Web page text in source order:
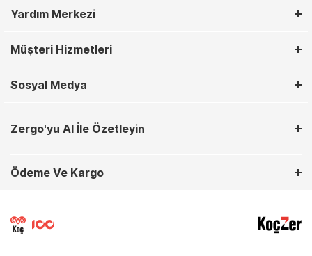
Yardım Merkezi
Müşteri Hizmetleri
Sosyal Medya
Zergo'yu AI İle Özetleyin
Ödeme Ve Kargo